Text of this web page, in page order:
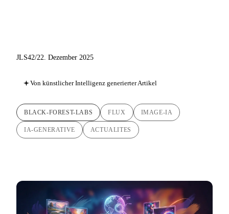
JLS42/22. Dezember 2025
Von künstlicher Intelligenz generierter Artikel
BLACK-FOREST-LABS FLUX IMAGE-IA
IA-GENERATIVE ACTUALITES